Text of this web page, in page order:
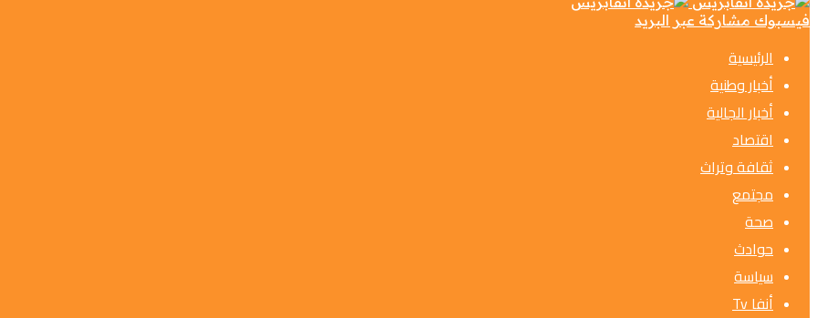
فيسبوك مشاركة عبر البريد
الرئيسية
أخبار وطنية
أخبار الجالية
اقتصاد
ثقافة وتراث
مجتمع
صحة
حوادث
سياسة
أنفا Tv